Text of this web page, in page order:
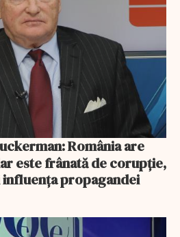
este frânată de corupție,
influența propagandei